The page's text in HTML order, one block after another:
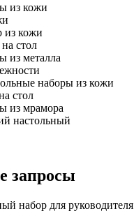
из кожи
из кожи
стол
из металла
наборы из кожи
стол
из мрамора
настольный
запросы
набор для руководителя